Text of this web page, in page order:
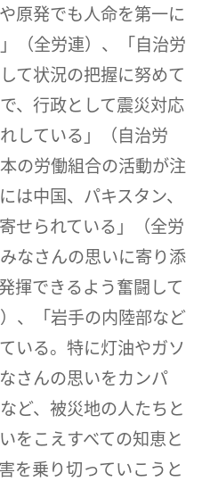
原発でも人命を第一に
（全労連）、「自治労
て状況の把握に努めて
、行政として震災対応
している」（自治労
の労働組合の活動が注
は中国、パキスタン、
せられている」（全労
なさんの思いに寄り添
揮できるよう奮闘して
、「岩手の内陸部など
いる。特に灯油やガソ
さんの思いをカンパ
ど、被災地の人たちと
をこえすべての知恵と
を乗り切っていこうと